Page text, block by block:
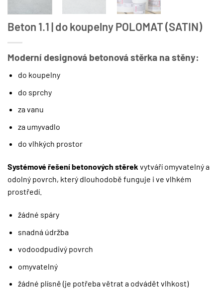
Beton 1.1 | do koupelny POLOMAT (SATIN)
Moderní designová betonová stěrka na stěny:
do koupelny
do sprchy
za vanu
za umyvadlo
do vlhkých prostor
Systémové řešení betonových stěrek vytváří omyvatelný a
odolný povrch, který dlouhodobě funguje i ve vlhkém
prostředí.
žádné spáry
snadná údržba
vodoodpudivý povrch
omyvatelný
žádné plísně (je potřeba větrat a odvádět vlhkost)